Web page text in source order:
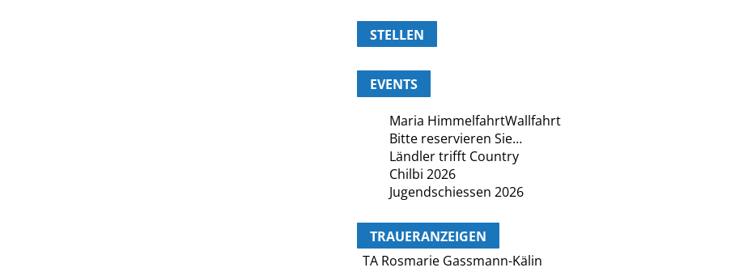
STELLEN
EVENTS
Maria HimmelfahrtWallfahrt
Bitte reservieren Sie…
Ländler trifft Country
Chilbi 2026
Jugendschiessen 2026
TRAUERANZEIGEN
TA Rosmarie Gassmann-Kälin